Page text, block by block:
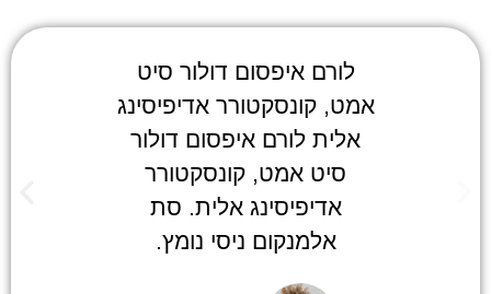
לורם איפסום דולור סיט
אמט, קונסקטורר אדיפיסינג
אלית לורם איפסום דולור
סיט אמט, קונסקטורר
אדיפיסינג אלית. סת
אלמנקום ניסי נומץ.